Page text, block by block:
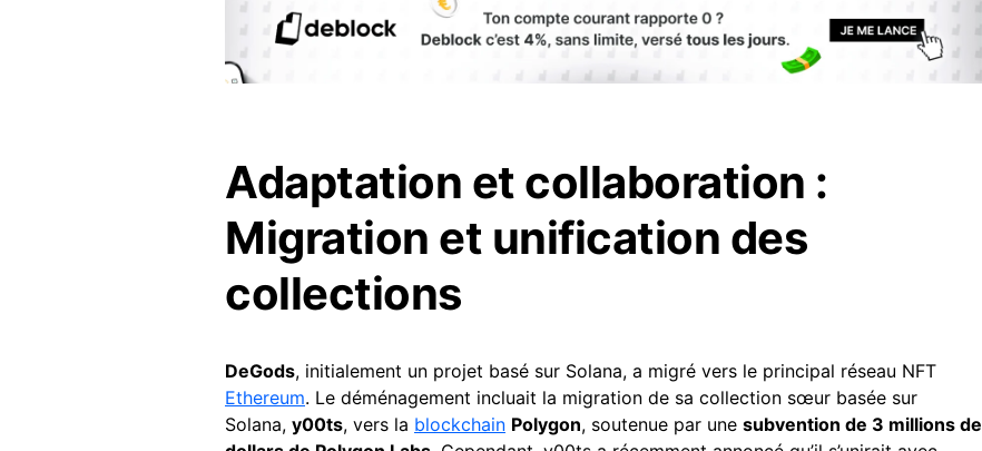
Adaptation et collaboration :
Migration et unification des
collections
DeGods, initialement un projet basé sur Solana, a migré vers le principal réseau NFT
Ethereum. Le déménagement incluait la migration de sa collection sœur basée sur
Solana, y00ts, vers la blockchain Polygon, soutenue par une subvention de 3 millions de